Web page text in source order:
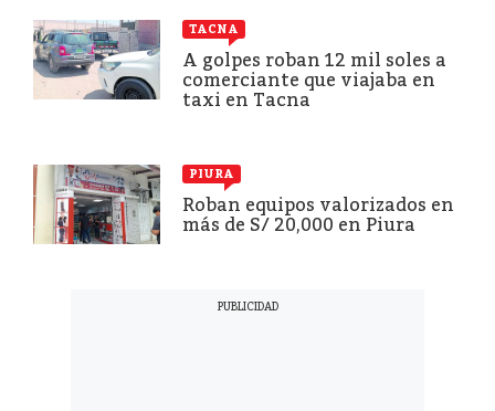
TACNA
A golpes roban 12 mil soles a
comerciante que viajaba en
taxi en Tacna
PIURA
Roban equipos valorizados en
más de S/ 20,000 en Piura